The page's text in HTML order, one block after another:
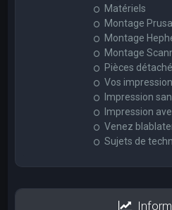
Matériels
Montage
Montage
Montage
Pièces
Vos
Impression
Impression
Venez
Sujets de